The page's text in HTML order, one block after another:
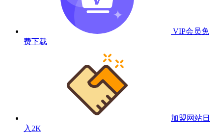
VIP会员免
费下载
加盟网站日
入2K